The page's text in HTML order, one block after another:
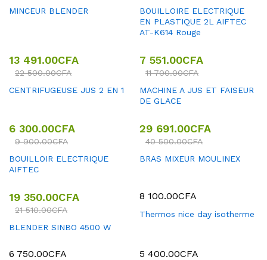
MINCEUR BLENDER
BOUILLOIRE ELECTRIQUE
EN PLASTIQUE 2L AIFTEC
AT-K614 Rouge
13 491.00CFA
22 500.00CFA
CENTRIFUGEUSE JUS 2 EN 1
7 551.00CFA
11 700.00CFA
MACHINE A JUS ET FAISEUR
DE GLACE
6 300.00CFA
9 900.00CFA
BOUILLOIR ELECTRIQUE
AIFTEC
29 691.00CFA
40 500.00CFA
BRAS MIXEUR MOULINEX
19 350.00CFA
21 510.00CFA
BLENDER SINBO 4500 W
8 100.00CFA
Thermos nice day isotherme
6 750.00CFA 5 400.00CFA